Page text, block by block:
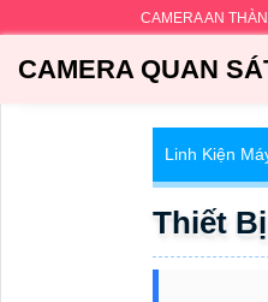
CAMERA AN
CAMERA QUAN
Linh Kiện
Thiết